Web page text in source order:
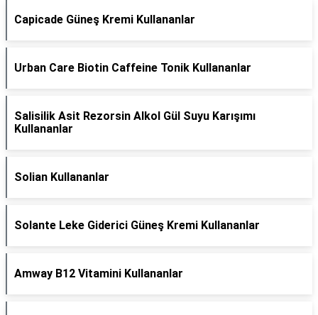
Capicade Güneş Kremi Kullananlar
Urban Care Biotin Caffeine Tonik Kullananlar
Salisilik Asit Rezorsin Alkol Gül Suyu Karışımı
Kullananlar
Solian Kullananlar
Solante Leke Giderici Güneş Kremi Kullananlar
Amway B12 Vitamini Kullananlar